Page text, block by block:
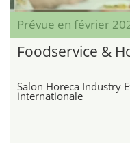
Prévue en février
Foodservice &
Salon Horeca Industry
internationale